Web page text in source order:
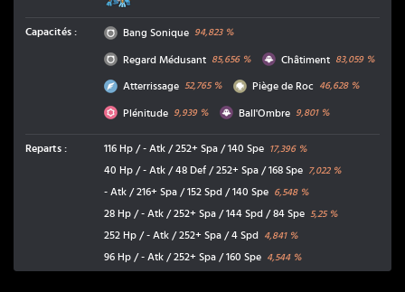
Capacités : Normal
Bang Sonique 94,823%
Normal
Regard Médusant 85,656% Spectre
Châtiment 83,059%
VolAtterrissage 52,765% Roche
Piège de Roc 46,628%
PsyPlénitude 9,939% Spectre
Ball'Ombre 9,801%
Reparts : 116 Hp / - Atk / 252+ Spa / 140 Spe 17,396%
40 Hp / - Atk / 48 Def / 252+ Spa / 168 Spe 7,022%
- Atk / 216+ Spa / 152 Spd / 140 Spe 6,548%
28 Hp / - Atk / 252+ Spa / 144 Spd / 84 Spe 5,25%
252 Hp / - Atk / 252+ Spa / 4 Spd 4,841%
96 Hp / - Atk / 252+ Spa / 160 Spe 4,544%